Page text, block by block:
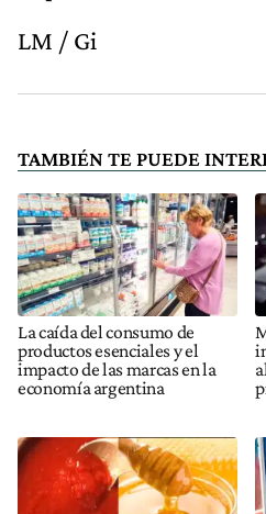
LM / Gi
TAMBIÉN TE PUEDE
La caída del consumo de
productos esenciales y el
impacto de las marcas en la
economía argentina